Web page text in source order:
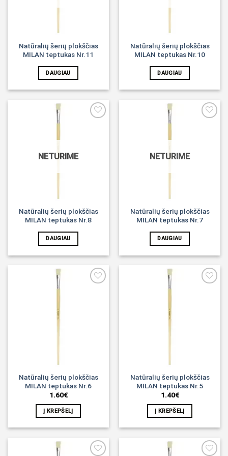
Natūralių šerių plokščias
MILAN teptukas Nr.11
DAUGIAU
Natūralių šerių plokščias
MILAN teptukas Nr.10
DAUGIAU
NETURIME
Natūralių šerių plokščias
MILAN teptukas Nr.8
DAUGIAU
NETURIME
Natūralių šerių plokščias
MILAN teptukas Nr.7
DAUGIAU
Natūralių šerių plokščias
MILAN teptukas Nr.6
1.60€
Į KREPŠELĮ
Natūralių šerių plokščias
MILAN teptukas Nr.5
1.40€
Į KREPŠELĮ